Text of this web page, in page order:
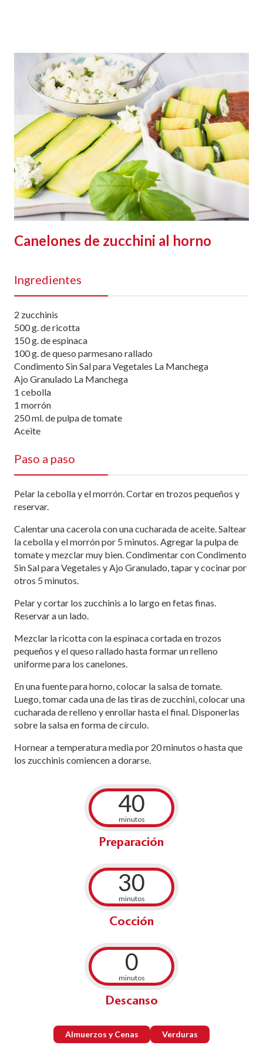
Canelones de zucchini al horno
Ingredientes
2 zucchinis
500 g. de ricotta
150 g. de espinaca
100 g. de queso parmesano rallado
Condimento Sin Sal para Vegetales La Manchega
Ajo Granulado La Manchega
1 cebolla
1 morrón
250 ml. de pulpa de tomate
Aceite
Paso a paso
Pelar la cebolla y el morrón. Cortar en trozos pequeños y
reservar.
Calentar una cacerola con una cucharada de aceite. Saltear
la cebolla y el morrón por 5 minutos. Agregar la pulpa de
tomate y mezclar muy bien. Condimentar con Condimento
Sin Sal para Vegetales y Ajo Granulado, tapar y cocinar por
otros 5 minutos.
Pelar y cortar los zucchinis a lo largo en fetas finas.
Reservar a un lado.
Mezclar la ricotta con la espinaca cortada en trozos
pequeños y el queso rallado hasta formar un relleno
uniforme para los canelones.
En una fuente para horno, colocar la salsa de tomate.
Luego, tomar cada una de las tiras de zucchini, colocar una
cucharada de relleno y enrollar hasta el final. Disponerlas
sobre la salsa en forma de círculo.
Hornear a temperatura media por 20 minutos o hasta que
los zucchinis comiencen a dorarse.
40
minutos
Preparación
30
minutos
Cocción
0
minutos
Descanso
Almuerzos y Cenas Verduras